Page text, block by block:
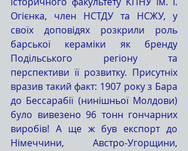
Огієнка, член НСТДУ та НСЖУ, у
своїх доповідях розкрили роль
барської кераміки як бренду
Подільського регіону та
перспективи її розвитку. Присутніх
вразив такий факт: 1907 року з Бара
до Бессарабії (нинішньої Молдови)
було вивезено 96 тонн гончарних
виробів! А ще ж був експорт до
Німеччини, Австро-Угорщини,